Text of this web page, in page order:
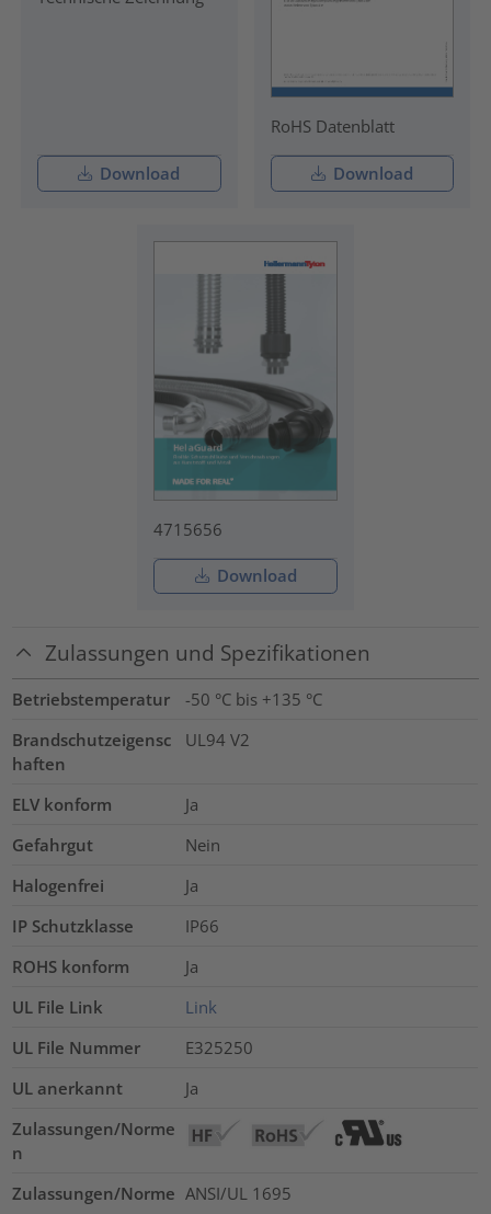
Download
RoHS Datenblatt
Download
4715656
Download
Zulassungen und Spezifikationen
Betriebstemperatur
-50 °C bis +135 °C
Brandschutzeigensc
haften
UL94 V2
ELV konform
Ja
Gefahrgut
Nein
Halogenfrei
Ja
IP Schutzklasse
IP66
ROHS konform
Ja
UL File Link
Link
UL File Nummer
E325250
UL anerkannt
Ja
Zulassungen/Norme
n
Zulassungen/Norme ANSI/UL 1695